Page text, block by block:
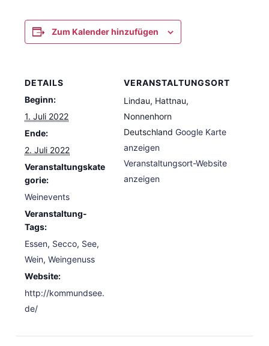
Zum Kalender hinzufügen
DETAILS
Beginn:
1. Juli 2022
Ende:
2. Juli 2022
Veranstaltungskate
gorie:
Weinevents
Veranstaltung-
Tags:
Essen, Secco, See,
Wein,Weingenuss
Website:
http://kommundsee.
de/
VERANSTALTUNGSORT
Lindau, Hattnau,
Nonnenhorn
Deutschland Google Karte
anzeigen
Veranstaltungsort-Website
anzeigen